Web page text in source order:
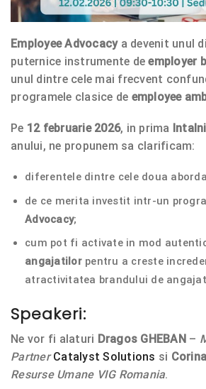
Employee Advocacya devenit unul
puternice instrumente deemployer
unul dintre cele mai frecvent
programele clasice de employee
Pe 12 februarie 2026, in prima
anului, ne propunem sa clarificam:
diferentele dintre cele doua
de ce merita investit intr-un
Advocacy;
cum pot fi activate in mod
angajatilorpentru a creste
atractivitatea brandului de
Speakeri:
Ne vor fi alaturi Dragos GHEBAN –
PartnerCatalyst Solutions si
Resurse Umane VIG Romania.